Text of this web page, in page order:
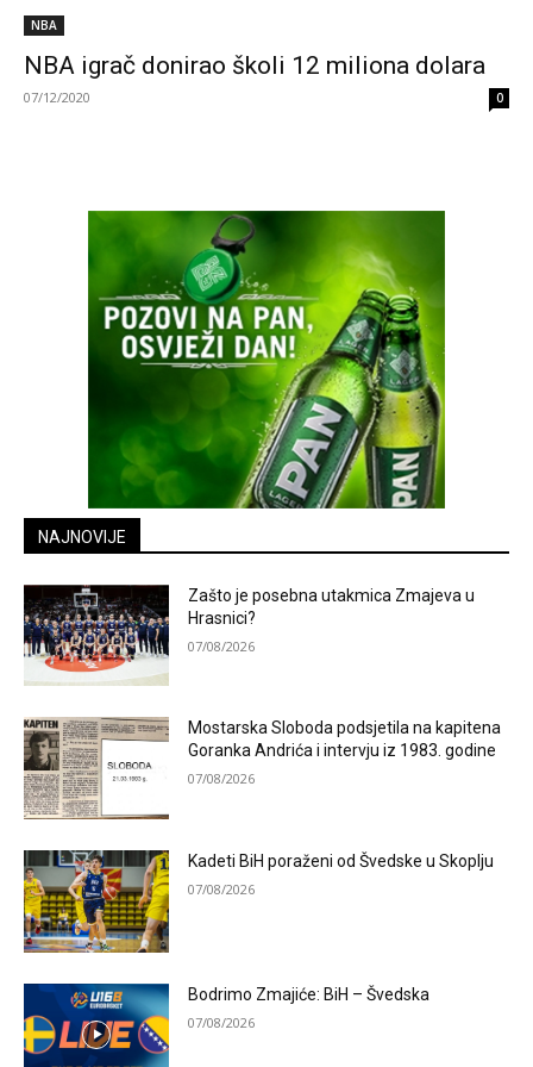
NBA
NBA igrač donirao školi 12 miliona dolara
07/12/2020 0
NAJNOVIJE
Zašto je posebna utakmica Zmajeva u
Hrasnici?
07/08/2026
Mostarska Sloboda podsjetila na kapitena
Goranka Andrića i intervju iz 1983. godine
07/08/2026
Kadeti BiH poraženi od Švedske u Skoplju
07/08/2026
Bodrimo Zmajiće: BiH – Švedska
07/08/2026